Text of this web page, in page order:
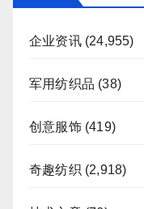
企业资讯(24,955)
军用纺织品 (38)
创意服饰(419)
奇趣纺织 (2,918)